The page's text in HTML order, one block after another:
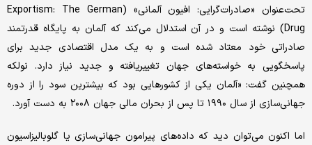
تحت‌عنوان «صادرات‌گرایی: افیون آلمانی» (Exportism: The German
Drug) نوشته است و در آن استدلال می‌کند که آلمان به پایگاه قدرتمند
صادراتی خود معتاد شده است و به یک مدل اقتصادی جدید برای
پاسخگویی به خواسته‌های جهان تغییریافته و جدید نیاز دارد. نولکه
همچنین گفت: «آلمان یکی از کشورهایی بود که بیشترین سود را از دوره
جهانی‌سازی از سال ۱۹۹۰ تا پس از بحران مالی جهان ۲۰۰۸ به دست آورد.
اما اکنون می‌توان دید که داده‌های پیرامون جهانی‌سازی یا گلوبالیزاسیون